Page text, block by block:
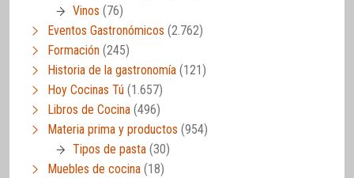
Vinos (76)
Eventos Gastronómicos (2.762)
Formación (245)
Historia de la gastronomía (121)
Hoy Cocinas Tú (1.657)
Libros de Cocina (496)
Materia prima y productos (954)
Tipos de pasta (30)
Muebles de cocina (18)